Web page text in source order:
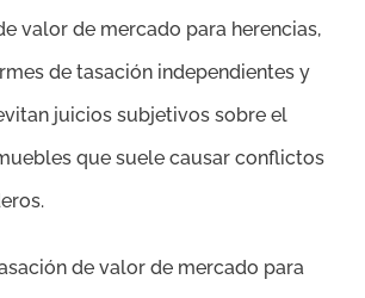
valor de mercado para herencias,
de tasación independientes y
juicios subjetivos sobre el
que suele causar conflictos
de valor de mercado para